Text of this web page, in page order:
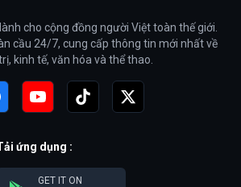
cho cộng đồng người Việt toàn thế giới.
cầu 24/7, cung cấp thông tin mới nhất về
kinh tế, văn hóa và thể thao.
ứng dụng :
GET IT ON